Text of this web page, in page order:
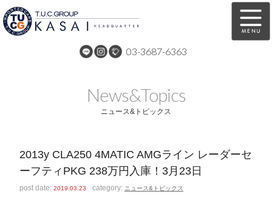
03-3687-6363
全国納車 特別作業
注文販売
News&Topics
ニュース&トピックス
2013y CLA250 4MATIC AMGライン レーダーセ
ーフティPKG 238万円入庫！3月23日
post date:2019.03.23 category: ニュース&トピックス